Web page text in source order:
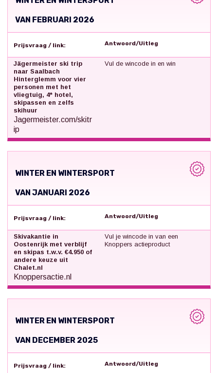
VAN FEBRUARI 2026
Prijsvraag / link: Antwoord/Uitleg
Jägermeister ski trip
naar Saalbach
Hinterglemm voor vier
personen met het
vliegtuig, 4* hotel,
skipassen en zelfs
skihuur
Jagermeister.com/skitr
ip
Vul de wincode in en win
WINTER EN WINTERSPORT
VAN JANUARI 2026
Prijsvraag / link: Antwoord/Uitleg
Skivakantie in
Oostenrijk met verblijf
en skipas t.w.v. €4.950 of
andere keuze uit
Chalet.nl
Knoppersactie.nl
Vul je wincode in van een
Knoppers actieproduct
WINTER EN WINTERSPORT
VAN DECEMBER 2025
Prijsvraag / link: Antwoord/Uitleg